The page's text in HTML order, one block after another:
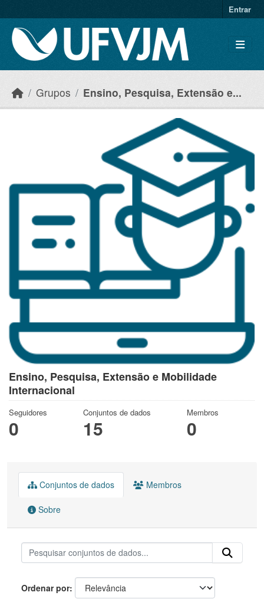
Entrar
Grupos Ensino, Pesquisa, Extensão e...
Ensino, Pesquisa, Extensão e Mobilidade
Internacional
Seguidores
0
Conjuntos de dados
15
Membros
0
Conjuntos de dados Membros
Sobre
Ordenar por